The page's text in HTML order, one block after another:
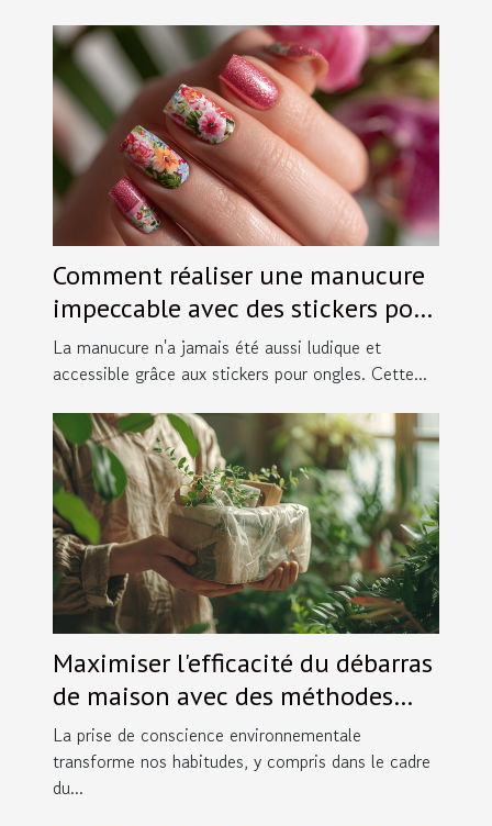
Comment réaliser une manucure
impeccable avec des stickers pour
ongles
La manucure n'a jamais été aussi ludique et
accessible grâce aux stickers pour ongles. Cette...
Maximiser l'efficacité du débarras
de maison avec des méthodes
écologiques
La prise de conscience environnementale
transforme nos habitudes, y compris dans le cadre
du...